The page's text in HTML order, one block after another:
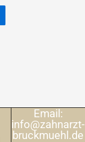
Email:
info@zahnarzt-
bruckmuehl.de